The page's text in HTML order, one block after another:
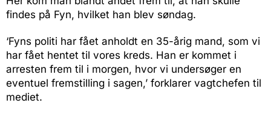
findes på Fyn, hvilket han blev søndag.
‘Fyns politi har fået anholdt en 35-årig mand, som vi
har fået hentet til vores kreds. Han er kommet i
arresten frem til i morgen, hvor vi undersøger en
eventuel fremstilling i sagen,’ forklarer vagtchefen til
mediet.